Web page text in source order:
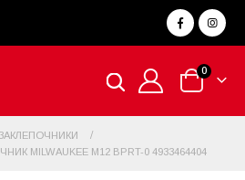
0
MILWAUKEE M12 BPRT-0 4933464404